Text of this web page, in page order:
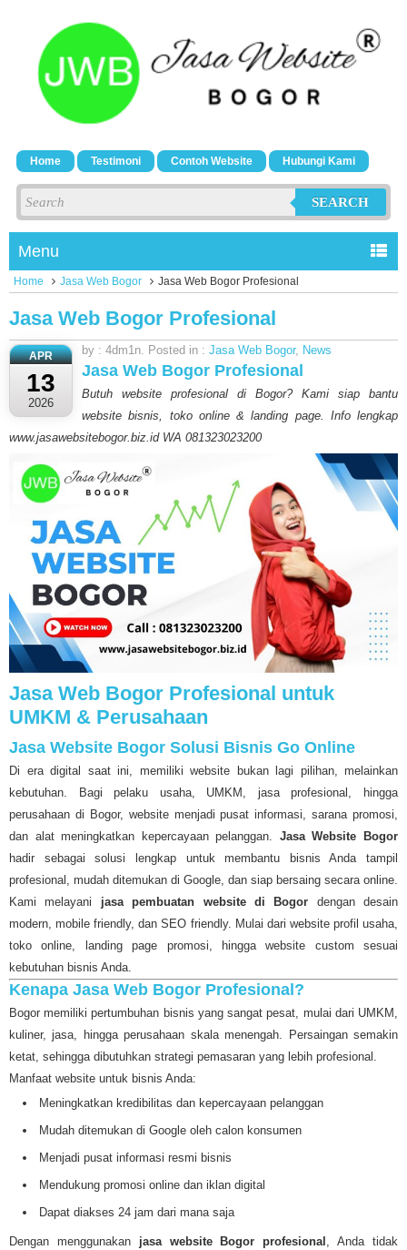
Home Testimoni Contoh Website Hubungi Kami
SEARCH
Menu
Home Jasa Web Bogor Jasa Web Bogor Profesional
Jasa Web Bogor Profesional
APR
13
2026
by : 4dm1n. Posted in : Jasa Web Bogor, News
Jasa Web Bogor Profesional
Butuh website profesional di Bogor? Kami siap bantu
website bisnis, toko online & landing page. Info lengkap
www.jasawebsitebogor.biz.id WA 081323023200
Jasa Web Bogor Profesional untuk
UMKM & Perusahaan
Jasa Website Bogor Solusi Bisnis Go Online
Di era digital saat ini, memiliki website bukan lagi pilihan, melainkan
kebutuhan. Bagi pelaku usaha, UMKM, jasa profesional, hingga
perusahaan di Bogor, website menjadi pusat informasi, sarana promosi,
dan alat meningkatkan kepercayaan pelanggan. Jasa Website Bogor
hadir sebagai solusi lengkap untuk membantu bisnis Anda tampil
profesional, mudah ditemukan di Google, dan siap bersaing secara online.
Kami melayani jasa pembuatan website di Bogor dengan desain
modern, mobile friendly, dan SEO friendly. Mulai dari website profil usaha,
toko online, landing page promosi, hingga website custom sesuai
kebutuhan bisnis Anda.
Kenapa Jasa Web Bogor Profesional?
Bogor memiliki pertumbuhan bisnis yang sangat pesat, mulai dari UMKM,
kuliner, jasa, hingga perusahaan skala menengah. Persaingan semakin
ketat, sehingga dibutuhkan strategi pemasaran yang lebih profesional.
Manfaat website untuk bisnis Anda:
Meningkatkan kredibilitas dan kepercayaan pelanggan
Mudah ditemukan di Google oleh calon konsumen
Menjadi pusat informasi resmi bisnis
Mendukung promosi online dan iklan digital
Dapat diakses 24 jam dari mana saja
Dengan menggunakan jasa website Bogor profesional , Anda tidak